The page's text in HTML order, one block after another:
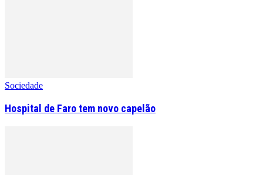
Sociedade
Hospital de Faro tem novo capelão